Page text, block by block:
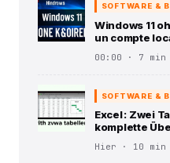
SOFTWARE &
Windows 11
un compte
00:00 · 7 min
SOFTWARE &
Excel : Zwei
komplette
Hier · 10 min